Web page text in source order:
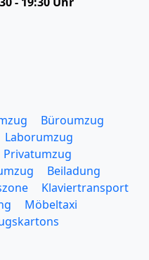
Büroumzug
Laborumzug
Privatumzug
Beiladung
Klaviertransport
Möbeltaxi